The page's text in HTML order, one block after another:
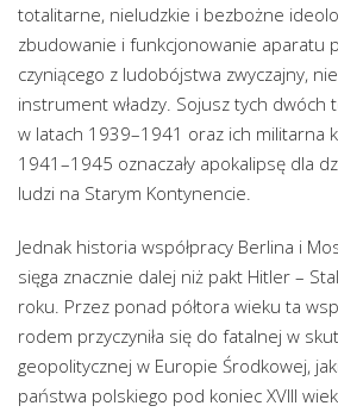
totalitarne, nieludzkie i bezbożne
zbudowanie i funkcjonowanie aparatu
czyniącego z ludobójstwa zwyczajny,
instrument władzy. Sojusz tych
w latach 1939–1941 oraz ich militarna
1941–1945 oznaczały apokalipsę dla
ludzi na Starym Kontynencie.
Jednak historia współpracy Berlina i
sięga znacznie dalej niż pakt Hitler –
roku. Przez ponad półtora wieku ta
rodem przyczyniła się do fatalnej w
geopolitycznej w Europie Środkowej,
państwa polskiego pod koniec XVIII